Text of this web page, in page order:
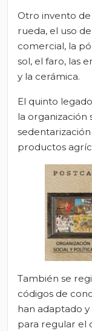
Otro invento
rueda, el uso
comercial, la
sol, el faro, las
y la cerámica.
El quinto
la organización
productos
También se
códigos de
han adaptado
para regular el